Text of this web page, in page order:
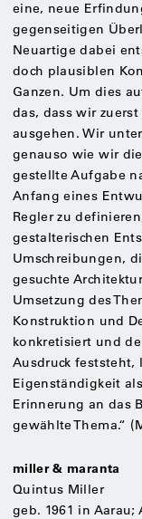
eine, neue
gegenseitigen
Neuartige dabei
doch plausiblen
Ganzen. Um dies
das, dass wir
ausgehen. Wir
genauso wie wir
gestellte Aufgabe
Anfang eines
Regler zu
gestalterischen
Umschreibungen,
gesuchte
Umsetzung des
Konstruktion und
konkretisiert und
Ausdruck feststeht,
Eigenständigkeit
Erinnerung an das
gewählte Thema.“
miller & maranta
Quintus Miller
geb. 1961 in